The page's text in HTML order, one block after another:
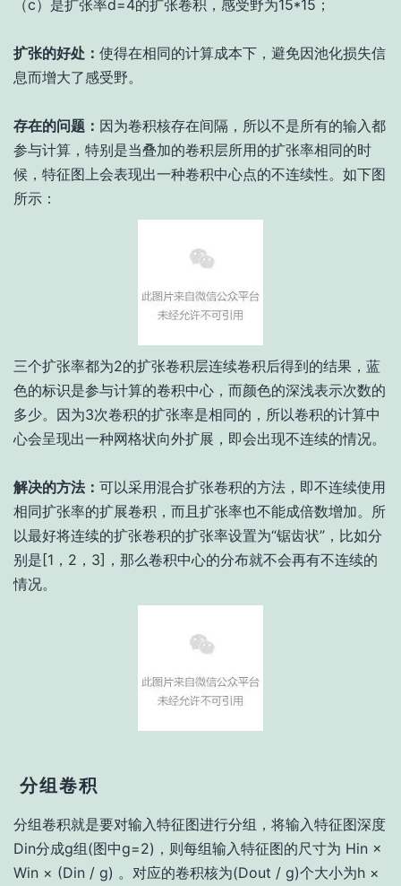
（c）是扩张率d=4的扩张卷积，感受野为15*15；
扩张的好处： 使得在相同的计算成本下，避免因池化损失信
息而增大了感受野。
存在的问题： 因为卷积核存在间隔，所以不是所有的输入都
参与计算，特别是当叠加的卷积层所用的扩张率相同的时
候，特征图上会表现出一种卷积中心点的不连续性。如下图
所示：
三个扩张率都为2的扩张卷积层连续卷积后得到的结果，蓝
色的标识是参与计算的卷积中心，而颜色的深浅表示次数的
多少。因为3次卷积的扩张率是相同的，所以卷积的计算中
心会呈现出一种网格状向外扩展，即会出现不连续的情况。
解决的方法： 可以采用混合扩张卷积的方法，即不连续使用
相同扩张率的扩展卷积，而且扩张率也不能成倍数增加。所
以最好将连续的扩张卷积的扩张率设置为“锯齿状”，比如分
别是[1，2，3]，那么卷积中心的分布就不会再有不连续的
情况。
分组卷积
分组卷积就是要对输入特征图进行分组，将输入特征图深度
Din分成g组(图中g=2)，则每组输入特征图的尺寸为 Hin ×
Win × (Din / g) 。对应的卷积核为(Dout / g)个大小为h ×